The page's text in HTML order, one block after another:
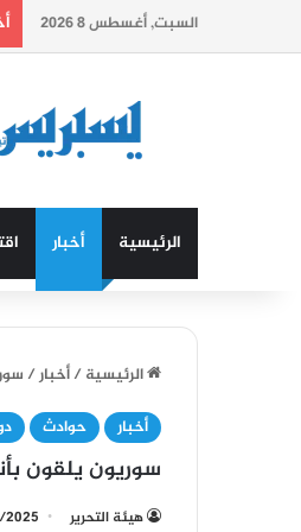
السبت, أغسطس 8 2026
الرئيسية أخبار
الرئيسية/أخبار/
أخبار
حوادث
سوريون يلقون
هيئة التحرير 2025